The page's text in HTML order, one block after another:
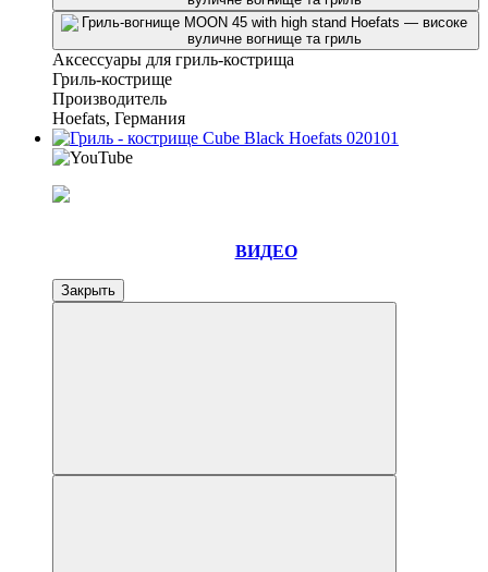
Аксессуары для гриль-кострища
Гриль-кострище
Производитель
Hoefats, Германия
ВИДЕО
Закрыть